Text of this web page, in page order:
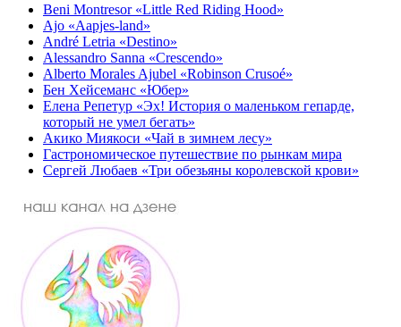
Beni Montresor «Little Red Riding Hood»
Ajo «Aapjes-land»
André Letria «Destino»
Alessandro Sanna «Crescendo»
Alberto Morales Ajubel «Robinson Crusoé»
Бен Хейсеманс «Юбер»
Елена Репетур «Эх! История о маленьком гепарде,
который не умел бегать»
Акико Миякоси «Чай в зимнем лесу»
Гастрономическое путешествие по рынкам мира
Сергей Любаев «Три обезьяны королевской крови»